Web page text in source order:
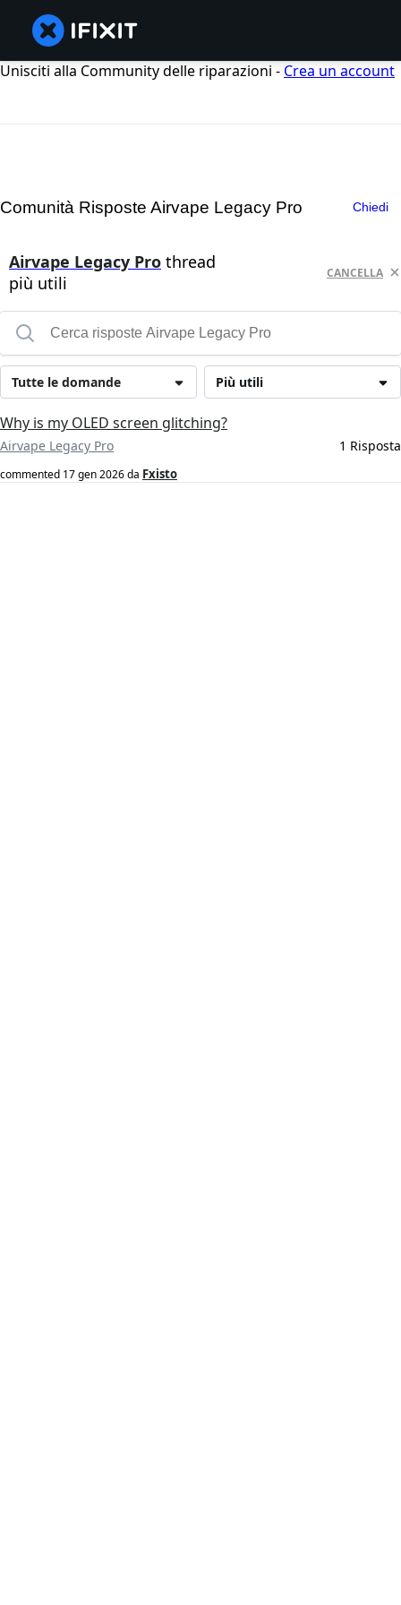
Unisciti alla Community delle riparazioni - Crea un account
Comunità Risposte Airvape Legacy Pro Chiedi
Airvape Legacy Pro thread
più utili
CANCELLA
Più utili
Tutte le domande
Why is my OLED screen glitching?
Airvape Legacy Pro 1 Risposta
commented 17 gen 2026da Fxisto